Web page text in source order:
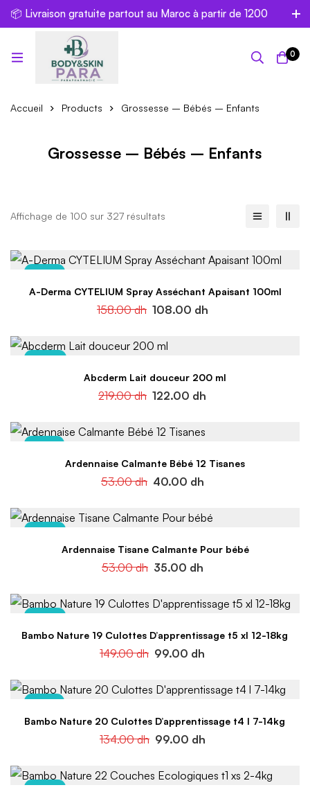
📦 Livraison gratuite partout au Maroc à partir de 1200
dh
0
Accueil Products Grossesse – Bébés – Enfants
Grossesse – Bébés – Enfants
Affichage de 100 sur 327 résultats
-32%
A-Derma CYTELIUM Spray Asséchant Apaisant 100ml
158.00dh 108.00 dh
-44%
Abcderm Lait douceur 200 ml
219.00dh 122.00 dh
-25%
Ardennaise Calmante Bébé 12 Tisanes
53.00dh 40.00 dh
-34%
Ardennaise Tisane Calmante Pour bébé
53.00dh 35.00 dh
-34%
Bambo Nature 19 Culottes D’apprentissage t5 xl 12-18kg
149.00dh 99.00 dh
-26%
Bambo Nature 20 Culottes D’apprentissage t4 l 7-14kg
134.00dh 99.00 dh
-30%